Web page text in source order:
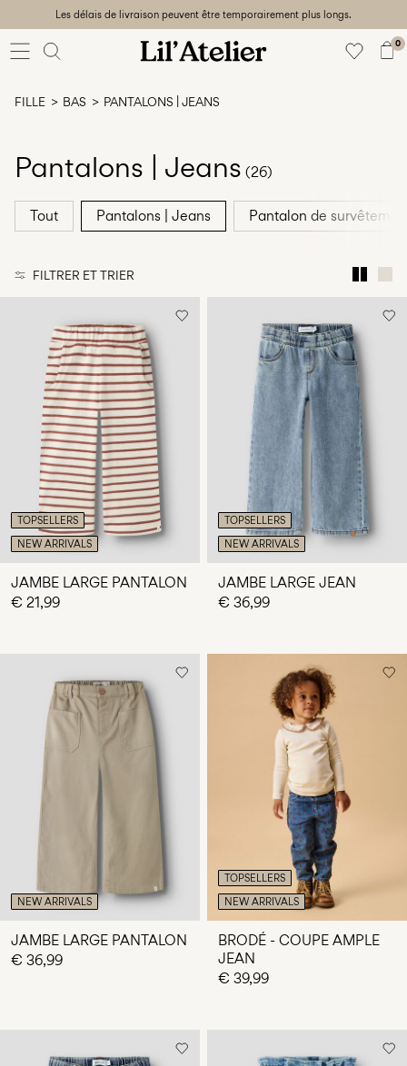
Les délais de livraison peuvent être temporairement plus longs.
0
Baby
Unisex
56-
Connectez-
vous
Des
questions
propos
de
nous
Belgique
/
FILLE BAS PANTALONS | JEANS
Pantalons | Jeans (26)
Tout Pantalons | Jeans Pantalon de
FILTRER ET TRIER
TOPSELLERS
NEW ARRIVALS
JAMBE LARGE PANTALON
€ 21,99
TOPSELLERS
NEW ARRIVALS
JAMBE LARGE JEAN
€ 36,99
NEW ARRIVALS
JAMBE LARGE PANTALON
€ 36,99
TOPSELLERS
NEW ARRIVALS
BRODÉ - COUPE AMPLE
JEAN
€ 39,99